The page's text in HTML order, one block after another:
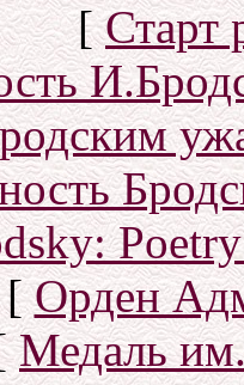
[Старт
[Орден
Медаль